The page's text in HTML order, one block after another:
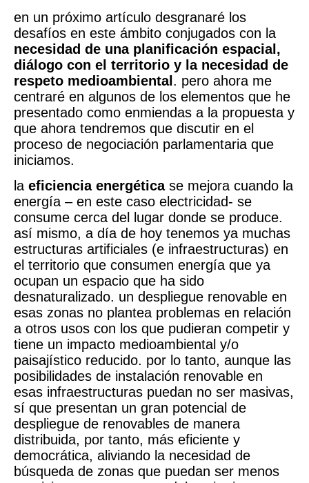
en un próximo artículo desgranaré los
desafíos en este ámbito conjugados con la
necesidad de una planificación espacial,
diálogo con el territorio y la necesidad de
respeto medioambiental . pero ahora me
centraré en algunos de los elementos que he
presentado como enmiendas a la propuesta y
que ahora tendremos que discutir en el
proceso de negociación parlamentaria que
iniciamos.
la eficiencia energéticase mejora cuando la
energía – en este caso electricidad- se
consume cerca del lugar donde se produce.
así mismo, a día de hoy tenemos ya muchas
estructuras artificiales (e infraestructuras) en
el territorio que consumen energía que ya
ocupan un espacio que ha sido
desnaturalizado. un despliegue renovable en
esas zonas no plantea problemas en relación
a otros usos con los que pudieran competir y
tiene un impacto medioambiental y/o
paisajístico reducido. por lo tanto, aunque las
posibilidades de instalación renovable en
esas infraestructuras puedan no ser masivas,
sí que presentan un gran potencial de
despliegue de renovables de manera
distribuida, por tanto, más eficiente y
democrática, aliviando la necesidad de
búsqueda de zonas que puedan ser menos